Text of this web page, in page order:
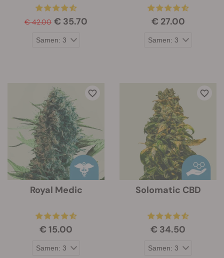
€ 42.00 € 35.70 € 27.00
Royal Medic
€ 15.00
Solomatic CBD
€ 34.50